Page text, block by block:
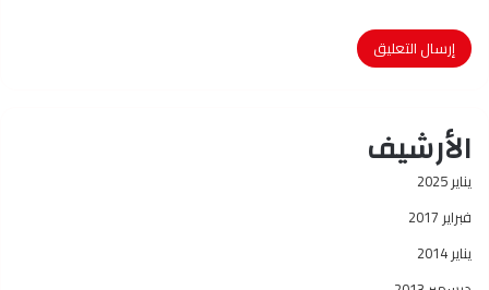
الأرشيف
يناير 2025
فبراير 2017
يناير 2014